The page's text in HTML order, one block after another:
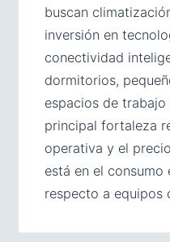
buscan
inversión en
conectividad
dormitorios,
espacios de
principal fortaleza
operativa y el
está en el
respecto a equipos